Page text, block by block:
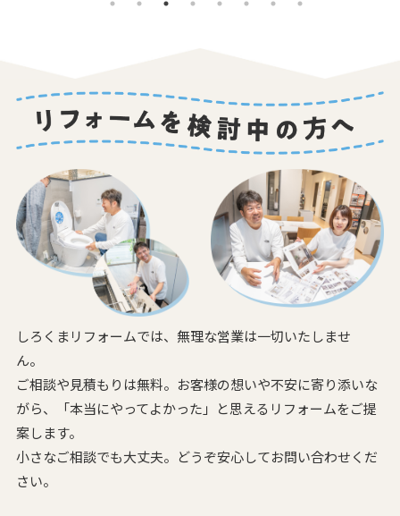
しろくまリフォームでは、無理な営業は一切いたしませ
ん。
ご相談や見積もりは無料。お客様の想いや不安に寄り添いな
がら、
「本当にやってよかった」と思えるリフォームをご提
案します。
小さなご相談でも大丈夫。どうぞ安心してお問い合わせくだ
さい。